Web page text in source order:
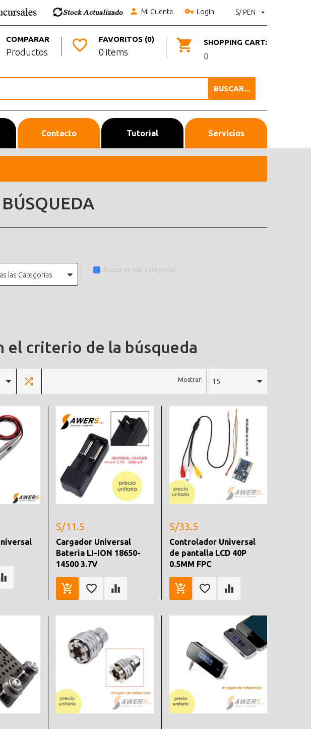
S/ PEN
Mi Cuenta Login
SHOPPING CART:
0
FAVORITOS (0)
0 items
COMPARAR
Productos
BUSCAR...
Contacto Tutorial Servicios
BÚSQUEDA
las Categorías
Buscar en Sub-Categorías
el criterio de la búsqueda
Mostrar: 15
S/11.5
Cargador Universal
Bateria LI-ION 18650-
14500 3.7V
S/33.5
Controlador Universal
de pantalla LCD 40P
0.5MM FPC